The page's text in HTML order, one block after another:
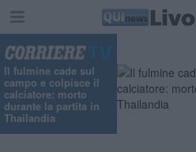
Il fulmine cade sul
campo e colpisce il
calciatore: morto
durante la partita in
Thailandia